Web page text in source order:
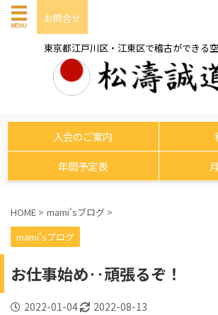
お問合せ
東京都江戸川区・江東区で稽古ができる
入会のご案内
年間予定表
HOME > mami'sブログ >
mami'sブログ
お仕事始め‥頑張るぞ！
2022-01-04 2022-08-13